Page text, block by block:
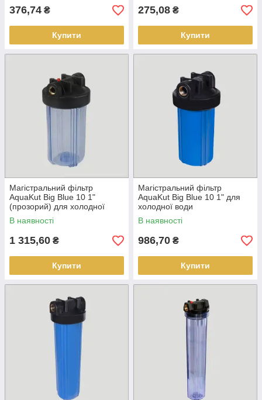
376,74 ₴
Купити
275,08 ₴
Купити
Магістральний фільтр
AquaKut Big Blue 10 1"
(прозорий) для холодної
води
В наявності
1 315,60 ₴
Купити
Магістральний фільтр
AquaKut Big Blue 10 1" для
холодної води
В наявності
986,70 ₴
Купити